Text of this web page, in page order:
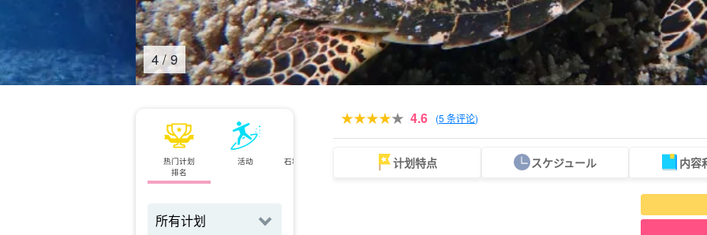
4 /9
热门计划
排名
活动
石垣岛⇄西表岛
可当天预订
规划
超值折扣
设计图
保险费
选定计划
西表岛 "瀑布"。
4.6 (5 条评论)
计划特点 スケジュール 内容